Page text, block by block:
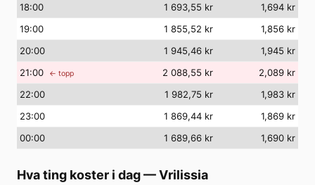
18:00 1 693,55 kr
1,694 kr
19:00 1 855,52 kr
1,856 kr
20:00 1 945,46 kr
1,945 kr
21:00 ← topp 2 088,55 kr
2,089 kr
22:00 1 982,75 kr
1,983 kr
23:00 1 869,44 kr
1,869 kr
00:00 1 689,66 kr 1,690 kr
Hva ting koster i dag—Vrilissia